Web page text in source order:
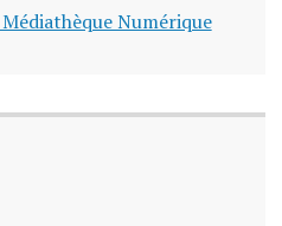
Numérique